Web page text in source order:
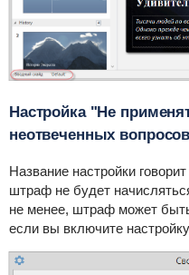
Настройка "Не
неотвеченных
Название настройки
штраф не будет
не менее, штраф может
если вы включите настройку